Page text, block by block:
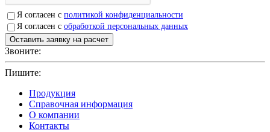
Я согласен с политикой конфиденциальности
Я согласен с обработкой персональных данных
Звоните:
Пишите:
Продукция
Справочная информация
О компании
Контакты